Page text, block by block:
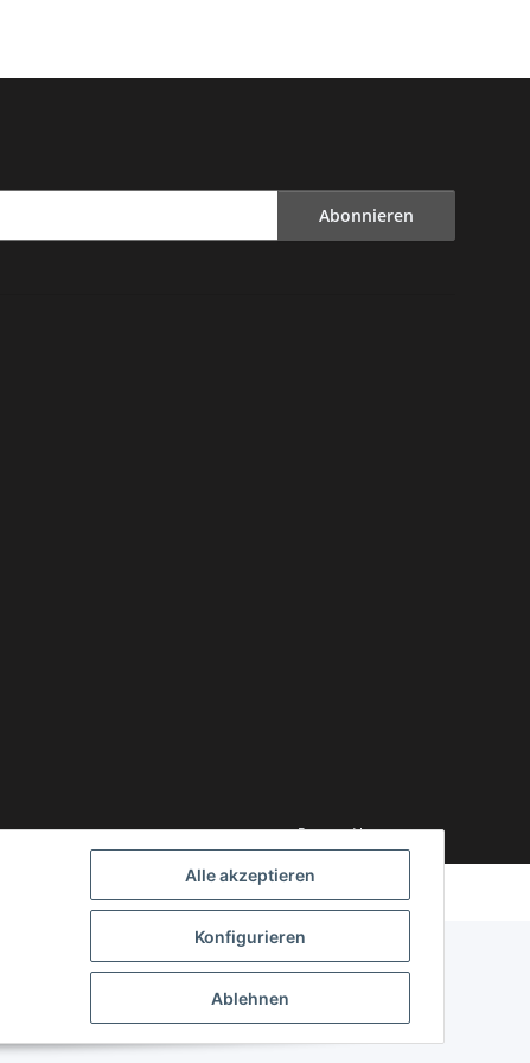
Alle akzeptieren
Konfigurieren
Ablehnen
Abonnieren
Powered byJTL-Shop